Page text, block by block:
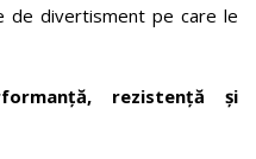
de divertisment pe care le
rezistență și